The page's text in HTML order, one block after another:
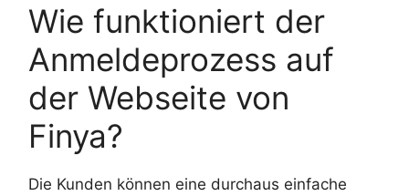
Wie funktioniert der
Anmeldeprozess auf
der Webseite von
Finya?
Die Kunden können eine durchaus einfache